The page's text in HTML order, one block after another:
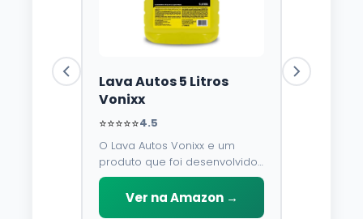
Lava Autos 5 Litros
Vonixx
⭐⭐⭐⭐⭐4.5
O Lava Autos Vonixx e um
produto que foi desenvolvido
para limpar, proteger e
conservar a lataria do veiculo.
Por possuir pH neutro, pode
Ver na Amazon →